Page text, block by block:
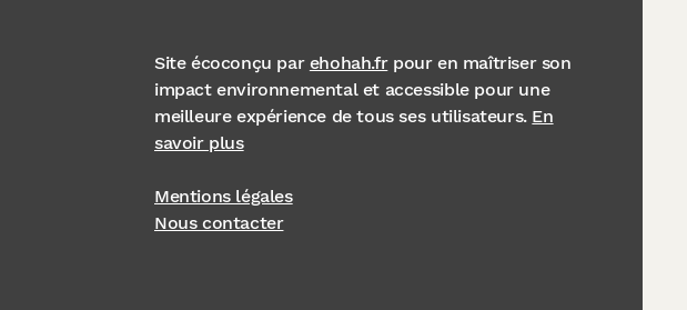
Site écoconçu par ehohah.frpour en maîtriser son
impact environnemental et accessible pour une
meilleure expérience de tous ses utilisateurs. En
savoir plus
Mentions légales
Nous contacter